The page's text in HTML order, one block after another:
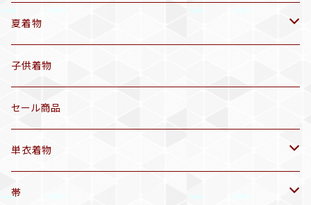
袷着物(10〜5月頃)
セオα 着物(5〜9月頃)
三分紐
帯揚げ
羽織
夏着物
アンティーク着物
リサイクル着物
子供着物
セール商品
単衣着物
アンティーク着物
帯